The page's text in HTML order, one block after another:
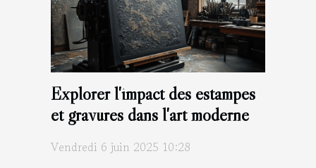
Explorer l'impact des estampes
et gravures dans l'art moderne
Vendredi 6 juin 2025 10:28